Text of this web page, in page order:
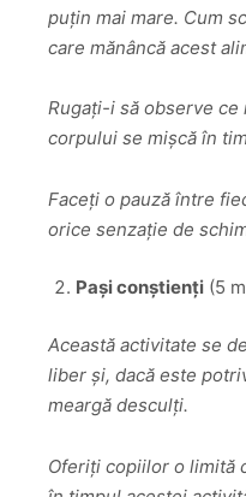
puțin mai mare. Cum
care mănâncă acest
Rugați-i să observe
corpului se mișcă în
Faceți o pauză între
orice senzație de
Pași conștienți(5
Această activitate se
liber și, dacă este
meargă desculți.
Oferiți copiilor o limită